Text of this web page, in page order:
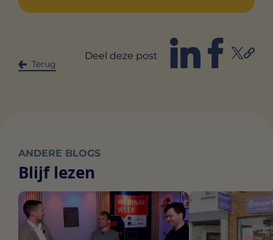
Terug
Deel deze post
ANDERE BLOGS
Blijf lezen